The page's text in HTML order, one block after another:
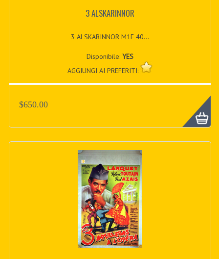
3 ALSKARINNOR
3 ALSKARINNOR M1F 40...
Disponibile: YES
AGGIUNGI AI PREFERITI:
$650.00